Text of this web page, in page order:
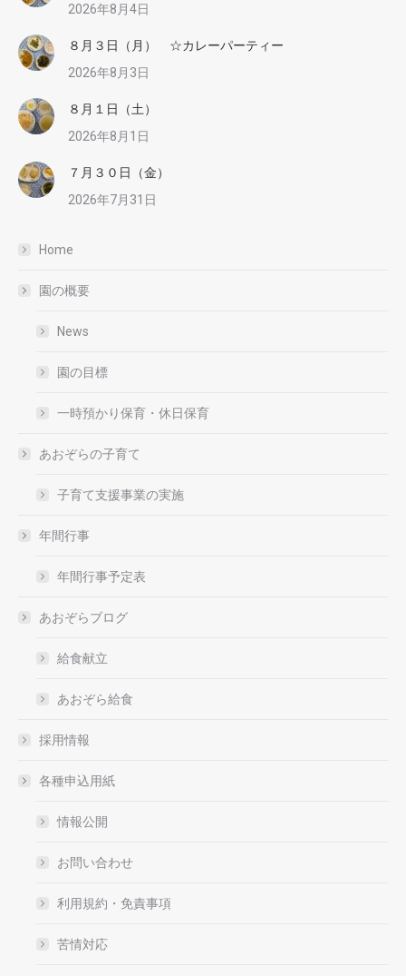
2026年8月4日
８月３日（月） ☆カレーパーティー
2026年8月3日
８月１日（土）
2026年8月1日
７月３０日（金）
2026年7月31日
Home
園の概要
News
園の目標
一時預かり保育・休日保育
あおぞらの子育て
子育て支援事業の実施
年間行事
年間行事予定表
あおぞらブログ
給食献立
あおぞら給食
採用情報
各種申込用紙
情報公開
お問い合わせ
利用規約・免責事項
苦情対応